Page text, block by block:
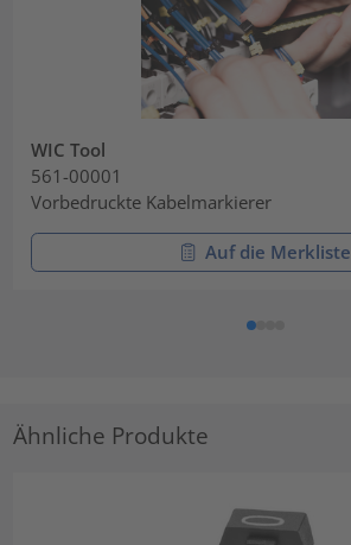
WIC Tool
561-00001
Vorbedruckte Kabelmarkierer
Auf die Merkliste
Ähnliche Produkte